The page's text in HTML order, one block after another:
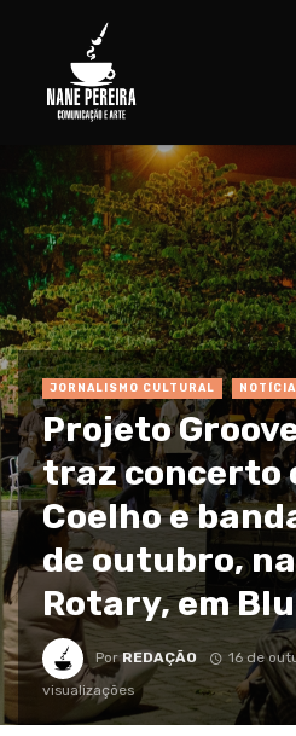
JORNALISMO CULTURAL
Projeto
traz concerto
Coelho e
de outubro,
Rotary, em
PorREDAÇÃO 16 de
visualizações